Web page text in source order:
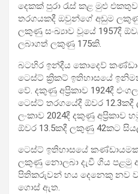
දෙකක් පුරා රැස් කළ මුළු
තරගයකදී ඔවුන්ගේ අඩුම ලකුණු
ලකුණු සංඛ්‍යාව වූයේ 1957දී
ලබාගත් ලකුණු 175කි.
බටහිර ඉන්දීය කොදෙව්
ටෙස්ට් ක්‍රිකට් ඉතිහාසයේ
වේ. දකුණු අප්‍රිකාව 1924දී
ටෙස්ට් තරගයේදී ඕවර 12.3කදී
ලංකාව 2024දී දකුණු
ඕවර 13.5කදී ලකුණු 42කට
ටෙස්ට් ඉතිහාසයේ
ලකුණු නොලබා දැවී ගිය පළමු
පිතිකරුවන් හය දෙනෙකු නව
ගොස් ඇත.